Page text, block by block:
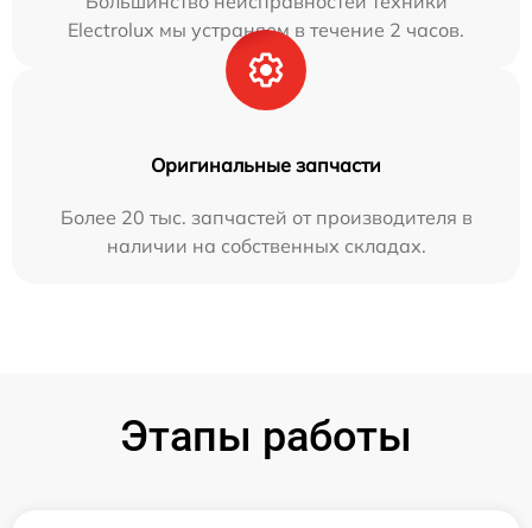
Electrolux мы устраняем в течение 2 часов.
Оригинальные запчасти
Более 20 тыс. запчастей от производителя в
наличии на собственных складах.
Этапы работы